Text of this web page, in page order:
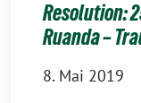
Resolution:
Ruanda –
8. Mai 2019